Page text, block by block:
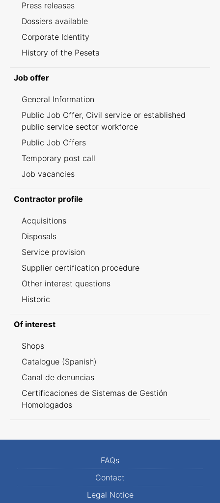
Press releases
Dossiers available
Corporate Identity
History of the Peseta
Job offer
General Information
Public Job Offer, Civil service or established
public service sector workforce
Public Job Offers
Temporary post call
Job vacancies
Contractor profile
Acquisitions
Disposals
Service provision
Supplier certification procedure
Other interest questions
Historic
Of interest
Shops
Catalogue (Spanish)
Canal de denuncias
Certificaciones de Sistemas de Gestión
Homologados
FAQs
Contact
Legal Notice